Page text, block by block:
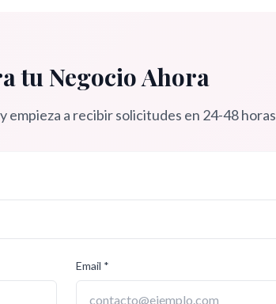
tu Negocio Ahora
empieza a recibir solicitudes en 24-48 horas
Email *